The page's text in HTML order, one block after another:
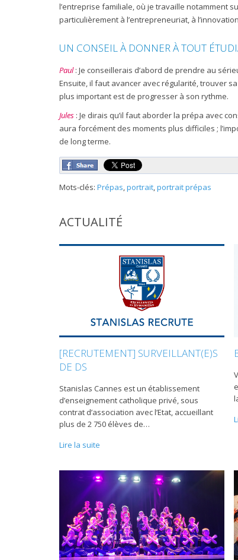
l’entreprise familiale, où je travaille notamment
particulièrement à l’entrepreneuriat, à
UN CONSEIL À DONNER À TOUT
Paul: Je conseillerais d’abord de prendre au
Ensuite, il faut avancer avec régularité, trouver
plus important est de progresser à son rythme.
Jules: Je dirais qu’il faut aborder la prépa avec
aura forcément des moments plus difficiles ;
de long terme.
Mots-clés: Prépas,portrait,portrait prépas
ACTUALITÉ
[RECRUTEMENT] SURVEILLANT(E)S
DE DS
Stanislas Cannes est un établissement
d’enseignement catholique privé, sous
contrat d’association avec l’Etat, accueillant
plus de 2 750 élèves de…
Lire la suite